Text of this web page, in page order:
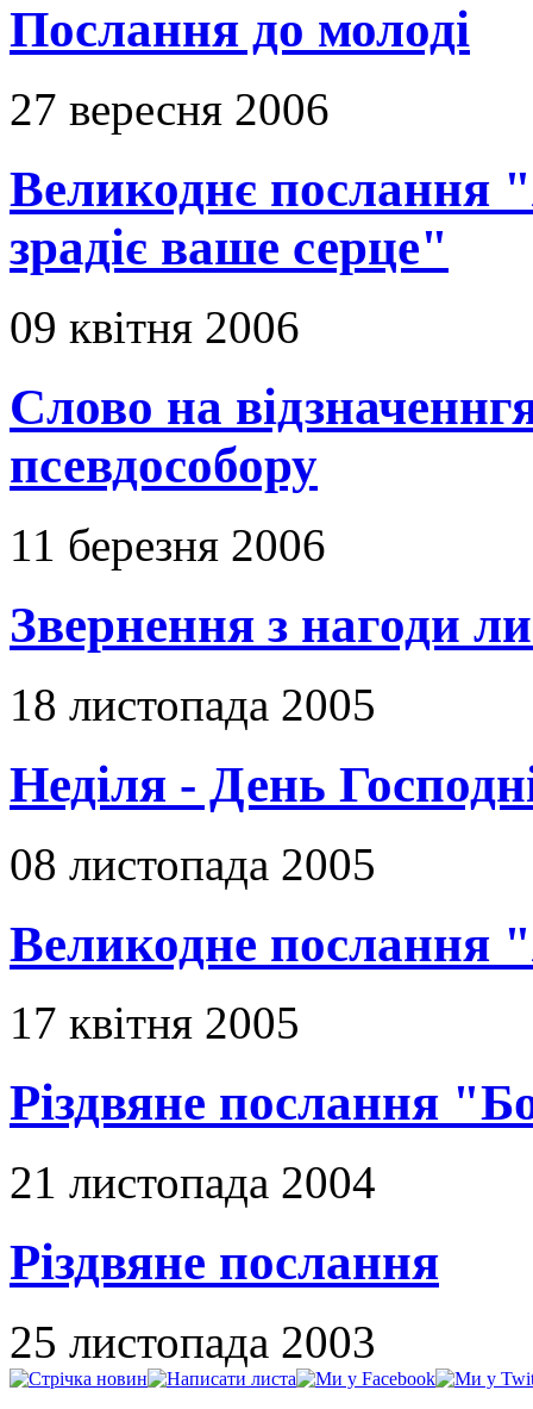
Послання до молоді
27 вересня 2006
Великоднє послання
зрадіє ваше серце"
09 квітня 2006
Слово на
псевдособору
11 березня 2006
Звернення з нагоди
18 листопада 2005
Неділя - День
08 листопада 2005
Великодне послання
17 квітня 2005
Різдвяне послання
21 листопада 2004
Різдвяне послання
25 листопада 2003